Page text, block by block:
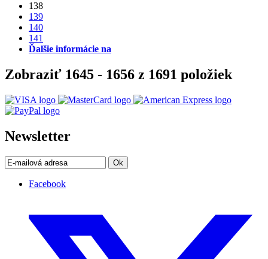
138
139
140
141
Ďalšie informácie na
Zobraziť 1645 - 1656 z 1691 položiek
Newsletter
Ok
Facebook